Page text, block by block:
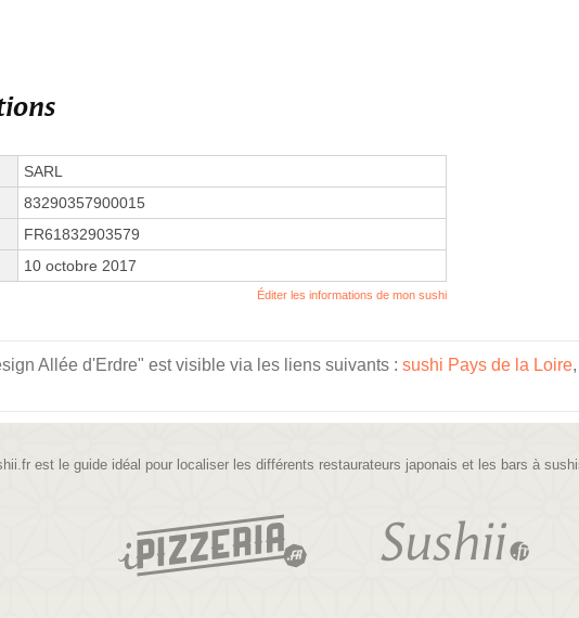
SARL
83290357900015
FR61832903579
10 octobre 2017
Éditer les informations de mon sushi
Allée d'Erdre" est visible via les liens suivants : sushi Pays de la Loire,
est le guide idéal pour localiser les différents restaurateurs japonais et les bars à